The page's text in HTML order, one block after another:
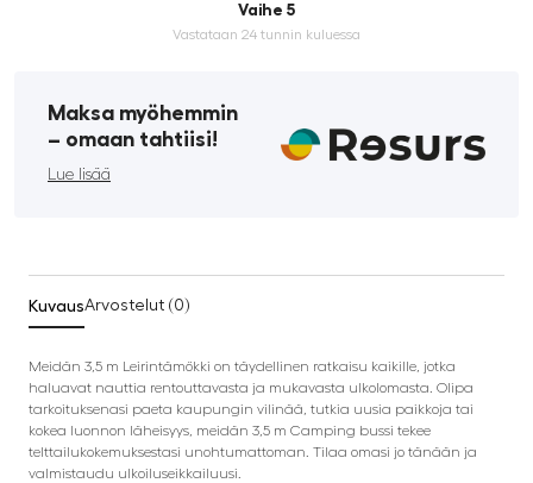
Vaihe 5
Vastataan 24 tunnin kuluessa
Maksa myöhemmin
­– omaan tahtiisi!
Lue lisää
KuvausArvostelut (0)
Meidän 3,5 m Leirintämökki on täydellinen ratkaisu kaikille, jotka
haluavat nauttia rentouttavasta ja mukavasta ulkolomasta. Olipa
tarkoituksenasi paeta kaupungin vilinää, tutkia uusia paikkoja tai
kokea luonnon läheisyys, meidän 3,5 m Camping bussi tekee
telttailukokemuksestasi unohtumattoman. Tilaa omasi jo tänään ja
valmistaudu ulkoiluseikkailuusi.